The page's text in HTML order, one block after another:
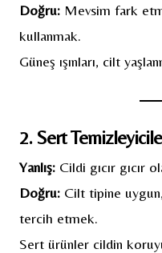
Doğru: Mevsim fark
kullanmak.
Güneş ışınları, cilt
2. Sert
Yanlış: Cildi gıcır gıcır
Doğru: Cilt tipine
tercih etmek.
Sert ürünler cildin